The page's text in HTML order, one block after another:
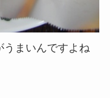
うまいんですよね